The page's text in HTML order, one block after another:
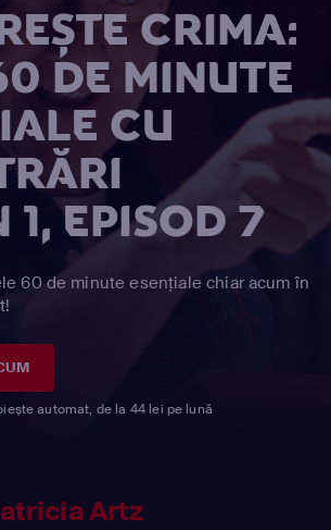
CRIMA:
DE MINUTE
CU
1, EPISOD 7
60 de minute esențiale chiar acum în
automat, de la 44 lei pe lună
Artz